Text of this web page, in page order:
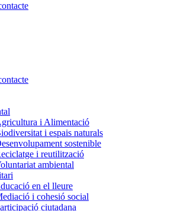
i Alimentació
i espais naturals
sostenible
i reutilització
ambiental
en el lleure
i cohesió social
ciutadana